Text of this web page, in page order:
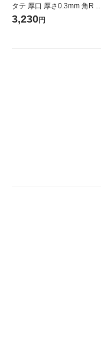
タテ 厚口 厚さ0.3mm 角R 1
パック（100枚：20枚入×
3,230円